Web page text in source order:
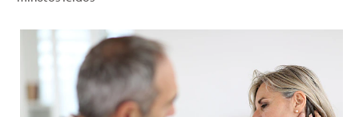
CORRESPONDENCIA DE PRODUCTOS
PROMOCIONES